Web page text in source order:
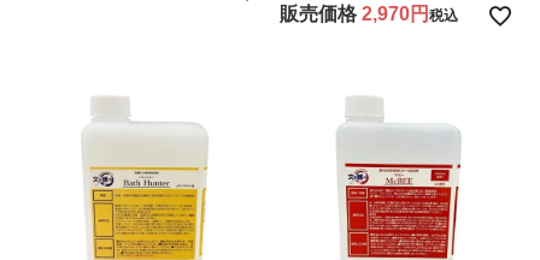
販売価格 2,970 税込